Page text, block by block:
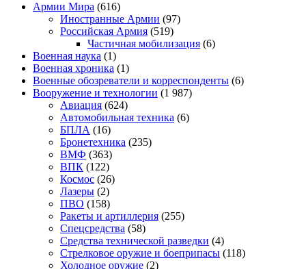
Армии Мира (616)
Иностранные Армии (97)
Российская Армия (519)
Частичная мобилизация (6)
Военная наука (1)
Военная хроника (1)
Военные обозреватели и корреспонденты (6)
Вооружение и технологии (1 987)
Авиация (624)
Автомобильная техника (6)
БПЛА (16)
Бронетехника (235)
ВМФ (363)
ВПК (122)
Космос (26)
Лазеры (2)
ПВО (158)
Ракеты и артиллерия (255)
Спецсредства (58)
Средства технической разведки (4)
Стрелковое оружие и боеприпасы (118)
Холодное оружие (2)